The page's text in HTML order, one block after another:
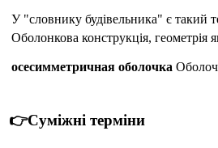
У "словнику будівельника" є такий
Оболонкова конструкція, геометрія
осесимметричная оболочка
👉Суміжні терміни